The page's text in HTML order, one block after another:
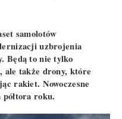
samolotów
uzbrojenia
Będą to nie tylko
ale także drony, które
rakiet. Nowoczesne
półtora roku.